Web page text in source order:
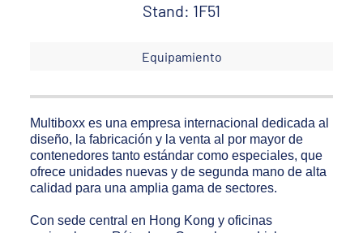
Stand: 1F51
Equipamiento
Multiboxx es una empresa internacional dedicada al
diseño, la fabricación y la venta al por mayor de
contenedores tanto estándar como especiales, que
ofrece unidades nuevas y de segunda mano de alta
calidad para una amplia gama de sectores.
Con sede central en Hong Kong y oficinas